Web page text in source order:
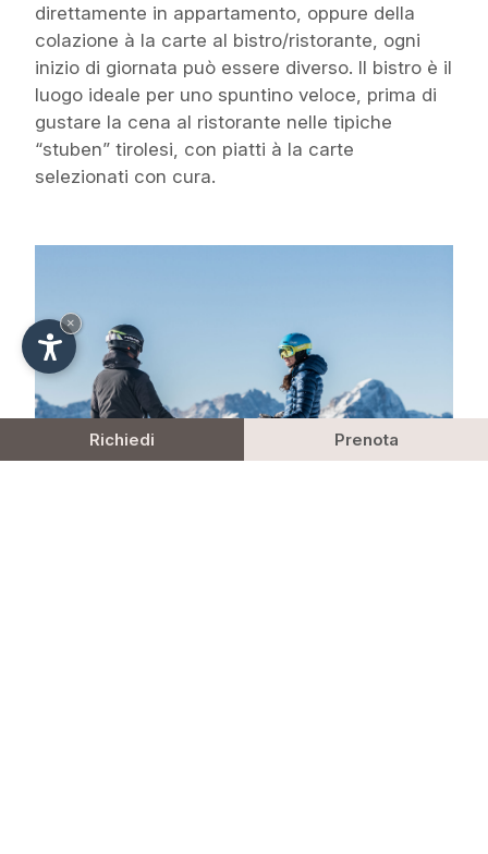
Richiedi Prenota
direttamente in appartamento, oppure della
colazione à la carte al bistro/ristorante, ogni
inizio di giornata può essere diverso. Il bistro è il
luogo ideale per uno spuntino veloce, prima di
gustare la cena al ristorante nelle tipiche
“stuben” tirolesi, con piatti à la carte
selezionati con cura.
×